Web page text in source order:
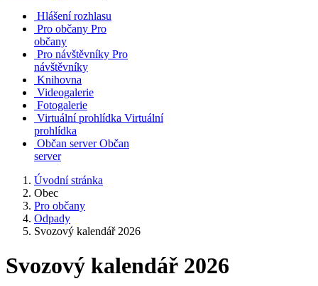
Hlášení rozhlasu
Pro občany Pro
občany
Pro návštěvníky Pro
návštěvníky
Knihovna
Videogalerie
Fotogalerie
Virtuální prohlídka Virtuální
prohlídka
Občan server Občan
server
Úvodní stránka
Obec
Pro občany
Odpady
Svozový kalendář 2026
Svozový kalendář 2026